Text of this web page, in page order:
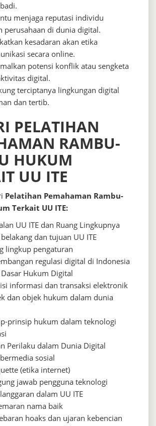
menjaga reputasi individu
perusahaan di dunia digital.
kesadaran akan etika
secara online.
potensi konflik atau sengketa
digital.
terciptanya lingkungan digital
dan tertib.
PELATIHAN
RAMBU-
HUKUM
UU ITE
Pelatihan Pemahaman Rambu-
Terkait UU ITE:
UU ITE dan Ruang Lingkupnya
dan tujuan UU ITE
lingkup pengaturan
regulasi digital di Indonesia
Hukum Digital
informasi dan transaksi elektronik
dan objek hukum dalam dunia
prinsip hukum dalam teknologi
Perilaku dalam Dunia Digital
sosial
(etika internet)
jawab pengguna teknologi
dalam UU ITE
nama baik
hoaks dan ujaran kebencian